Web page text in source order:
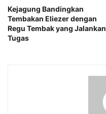
Kejagung Bandingkan
Tembakan Eliezer dengan
Regu Tembak yang Jalankan
Tugas